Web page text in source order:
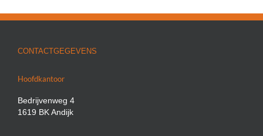
CONTACTGEGEVENS
Hoofdkantoor
Bedrijvenweg 4
1619 BK Andijk